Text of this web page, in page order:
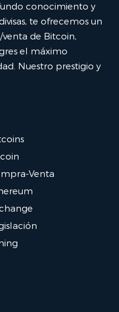
conocimiento y
te ofrecemos un
de Bitcoin,
el máximo
Nuestro prestigio y
Venta